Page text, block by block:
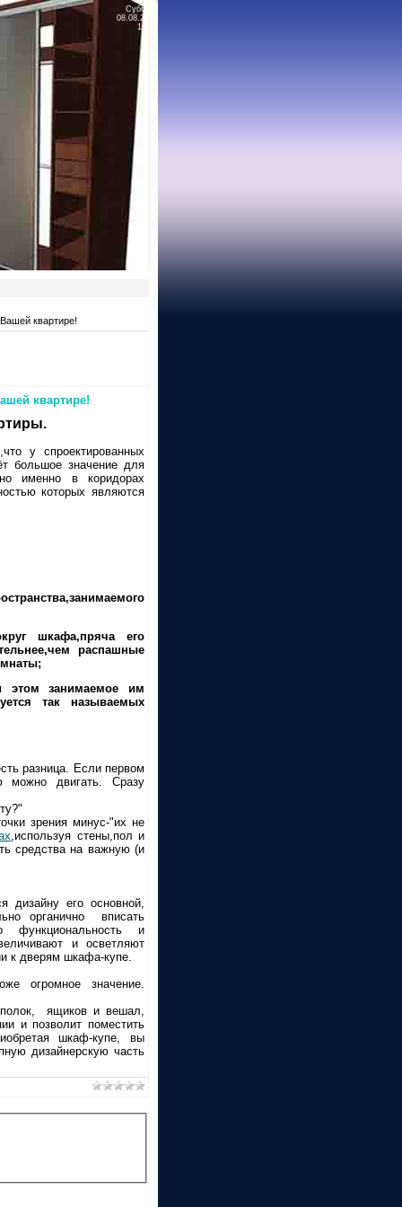
Суббота
08.08.2026
16:47
квартире!
квартире!
у спроектированных
большое значение для
именно в коридорах
которых являются
шкафа,пряча его
распашные
этом занимаемое им
так называемых
разница. Если первом
можно двигать. Сразу
зрения минус-"их не
,используя стены,пол и
средства на важную (и
дизайну его основной,
органично вписать
и
и осветляют
к дверям шкафа-купе.
огромное значение.
ящиков и вешал,
и позволит поместить
шкаф-купе, вы
дизайнерскую часть